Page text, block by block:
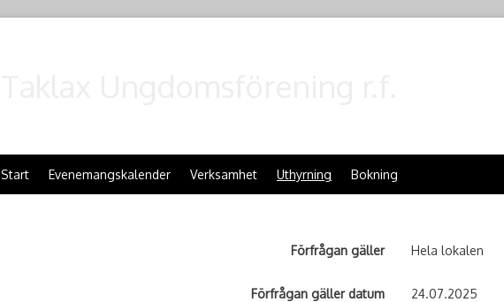
Start Evenemangskalender Verksamhet Uthyrning Bokning
Förfrågan gäller Hela lokalen
Förfrågan gäller datum 24.07.2025